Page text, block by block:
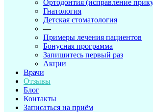
Ортодонтия (исправление
Гнатология
Детская стоматология
—
Примеры лечения пациентов
Бонусная программа
Запишитесь первый раз
Акции
Врачи
Отзывы
Блог
Контакты
Записаться на приём